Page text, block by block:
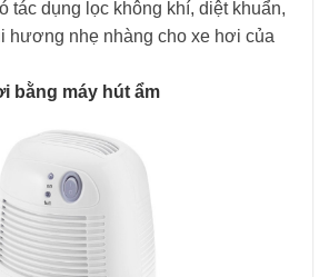
tác dụng lọc không khí, diệt khuẩn,
hương nhẹ nhàng cho xe hơi của
bằng máy hút ẩm